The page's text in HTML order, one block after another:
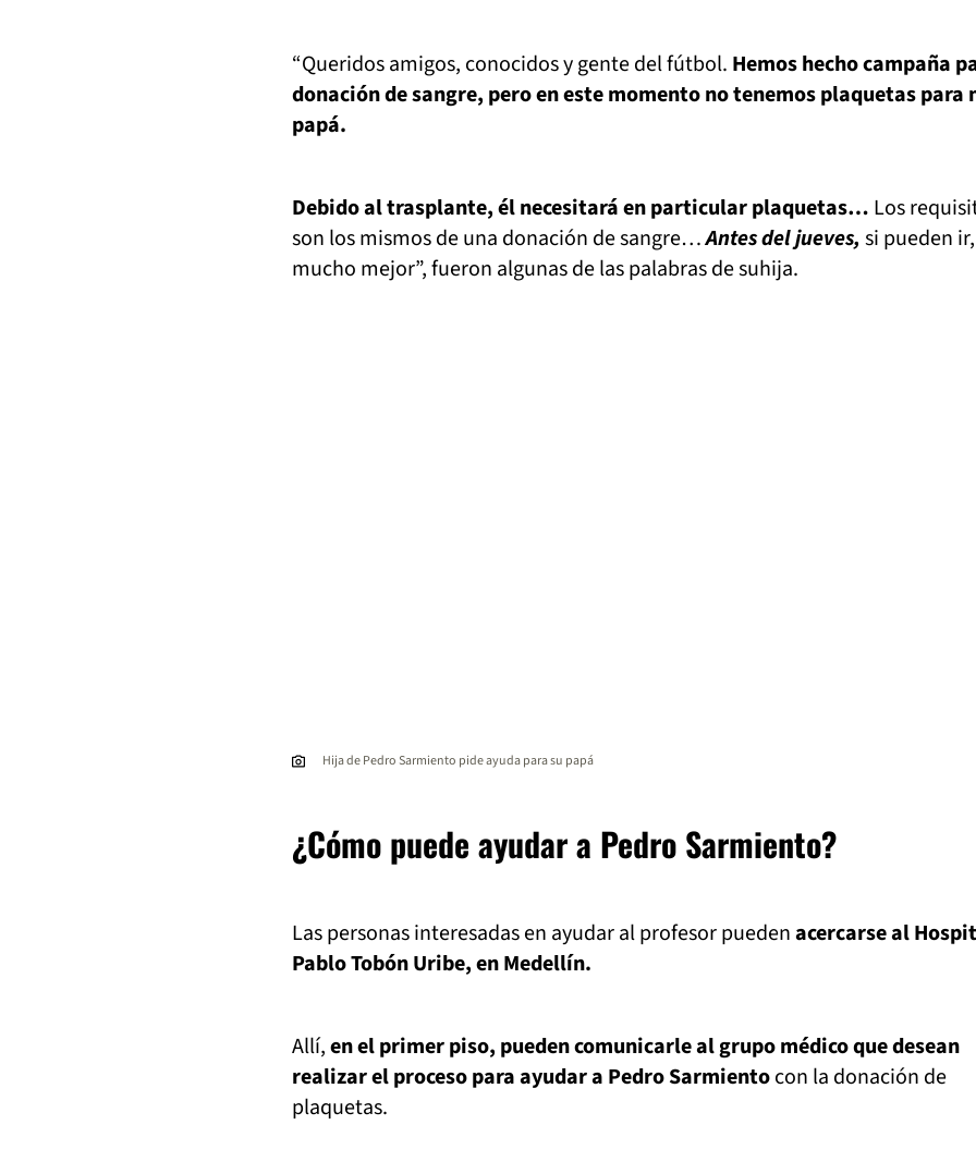
“Queridos amigos, conocidos y gente del fútbol. Hemos hecho campaña
donación de sangre, pero en este momento no tenemos plaquetas para
papá.
Debido al trasplante, él necesitará en particular plaquetas… Los
son los mismos de una donación de sangre…Antes del jueves, si pueden
mucho mejor”, fueron algunas de las palabras de suhija.
Hija de Pedro Sarmiento pide ayuda para su papá
¿Cómo puede ayudar a Pedro Sarmiento?
Las personas interesadas en ayudar al profesor puedenacercarse al
Pablo Tobón Uribe, en Medellín.
Allí,en el primer piso, pueden comunicarle al grupo médico que desean
realizar el proceso para ayudar a Pedro Sarmientocon la donación de
plaquetas.